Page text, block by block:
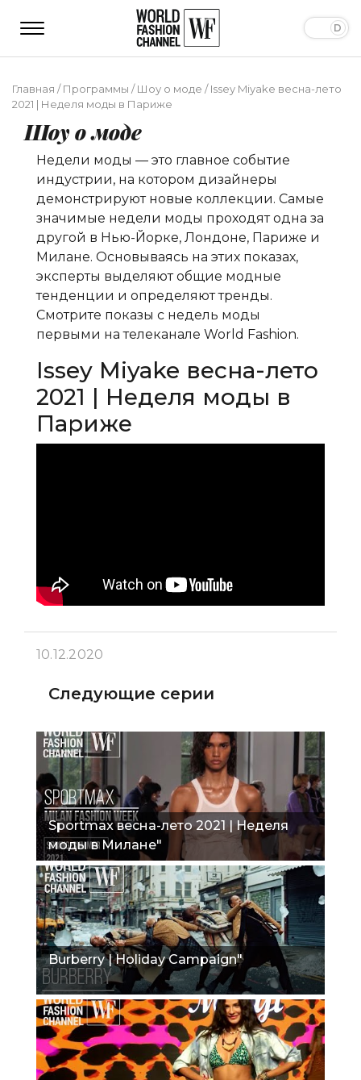
Главная /Программы /Шоу о моде /Issey Miyake весна-лето
2021 | Неделя моды в Париже
Шоу о моде
Недели моды — это главное событие
индустрии, на котором дизайнеры
демонстрируют новые коллекции. Самые
значимые недели моды проходят одна за
другой в Нью-Йорке, Лондоне, Париже и
Милане. Основываясь на этих показах,
эксперты выделяют общие модные
тенденции и определяют тренды.
Смотрите показы с недель моды
первыми на телеканале World Fashion.
Issey Miyake весна-лето
2021 | Неделя моды в
Париже
10.12.2020
Следующие серии
Sportmax весна-лето 2021 | Неделя
моды в Милане"
Burberry | Holiday Campaign"